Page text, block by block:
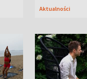
Aktualności